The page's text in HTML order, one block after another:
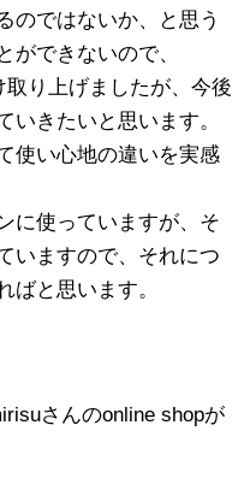
のではないか、と思う
ができないので、
取り上げましたが、今後
いきたいと思います。
使い心地の違いを実感
に使っていますが、そ
いますので、それにつ
ばと思います。
さんのonline shopが